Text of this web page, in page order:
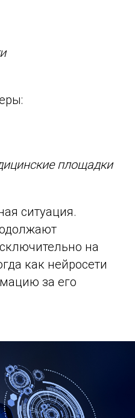
площадки
ситуация.
на
как нейросети
за его